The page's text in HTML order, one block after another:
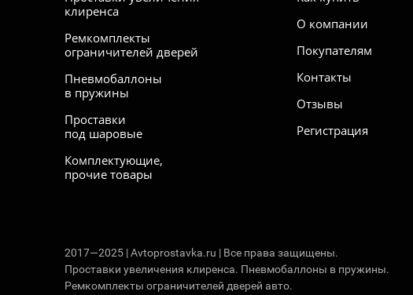
клиренса
Ремкомплекты
ограничителей дверей
Пневмобаллоны
в пружины
Проставки
под шаровые
Комплектующие,
прочие товары
О компании
Покупателям
Контакты
Отзывы
Регистрация
2017—2025 | Avtoprostavka.ru | Все права защищены.
Проставки увеличения клиренса. Пневмобаллоны в пружины.
Ремкомплекты ограничителей дверей авто.